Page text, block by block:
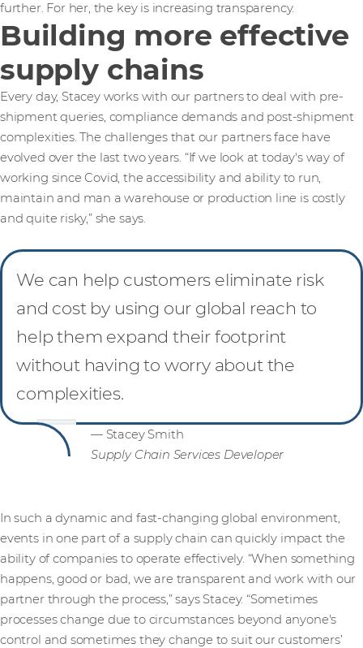
further. For her, the key is increasing transparency.
Building more effective
supply chains
Every day, Stacey works with our partners to deal with pre-
shipment queries, compliance demands and post-shipment
complexities. The challenges that our partners face have
evolved over the last two years. “If we look at today's way of
working since Covid, the accessibility and ability to run,
maintain and man a warehouse or production line is costly
and quite risky,” she says.
We can help customers eliminate risk
and cost by using our global reach to
help them expand their footprint
without having to worry about the
complexities.
— Stacey Smith
Supply Chain Services Developer
In such a dynamic and fast-changing global environment,
events in one part of a supply chain can quickly impact the
ability of companies to operate effectively. “When something
happens, good or bad, we are transparent and work with our
partner through the process,” says Stacey. “Sometimes
processes change due to circumstances beyond anyone's
control and sometimes they change to suit our customers’